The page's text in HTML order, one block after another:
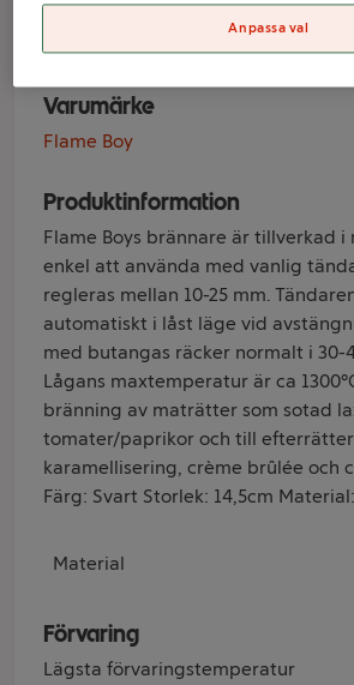
Boy Svart
Varumärke
Flame Boy
Produktinformation
Flame Boys brännare är tillverkad i
enkel att använda med vanlig
regleras mellan 10-25 mm.
automatiskt i låst läge vid
med butangas räcker normalt i 30-
Lågans maxtemperatur är ca
bränning av maträtter som sotad
tomater/paprikor och till efterrätter
karamellisering, crème brûlée och
Färg: Svart Storlek: 14,5cm
Material
Förvaring
Lägsta förvaringstemperatur
Anpassa val